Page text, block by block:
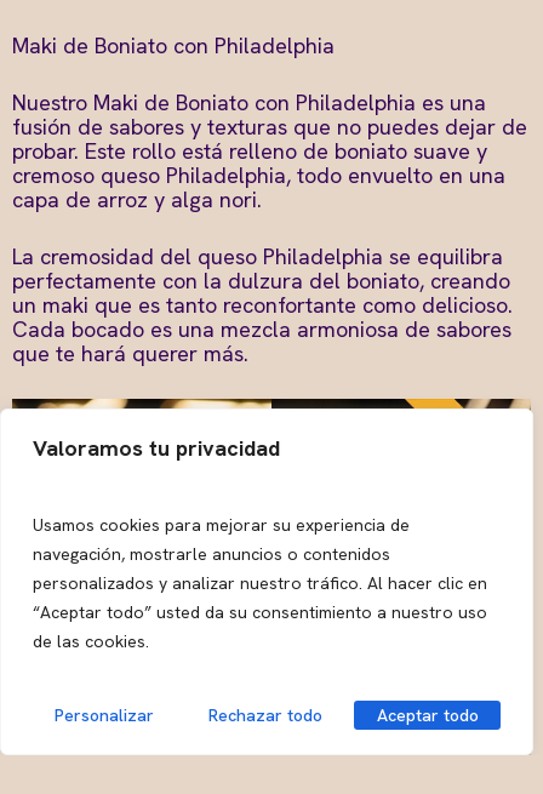
Valoramos tu privacidad
Usamos cookies para mejorar su experiencia de
navegación, mostrarle anuncios o contenidos
personalizados y analizar nuestro tráfico. Al hacer clic en
“Aceptar todo” usted da su consentimiento a nuestro uso
de las cookies.
Personalizar Rechazar todo Aceptar todo
Maki de Boniato con Philadelphia
Nuestro Maki de Boniato con Philadelphia es una
fusión de sabores y texturas que no puedes dejar de
probar. Este rollo está relleno de boniato suave y
cremoso queso Philadelphia, todo envuelto en una
capa de arroz y alga nori.
La cremosidad del queso Philadelphia se equilibra
perfectamente con la dulzura del boniato, creando
un maki que es tanto reconfortante como delicioso.
Cada bocado es una mezcla armoniosa de sabores
que te hará querer más.
Maki Boniato